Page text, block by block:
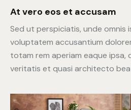
At vero eos et accusam
Sed ut perspiciatis, unde omnis
voluptatem accusantium
totam rem aperiam eaque ipsa,
veritatis et quasi architecto